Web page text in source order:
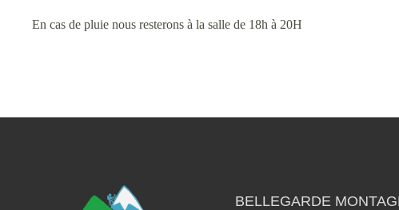
En cas de pluie nous resterons à la salle de 18h à 20H
BELLEGARDE